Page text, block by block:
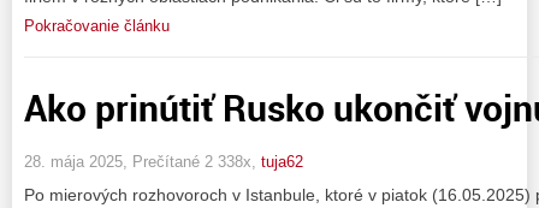
Pokračovanie článku
Ako prinútiť Rusko ukončiť
28. mája 2025, Prečítané 2 338x, tuja62
Po mierových rozhovoroch v Istanbule, ktoré v piatok (16.05.2025)